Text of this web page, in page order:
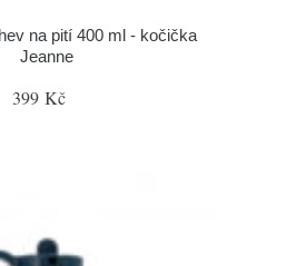
na pití 400 ml - kočička
Jeanne
399 Kč